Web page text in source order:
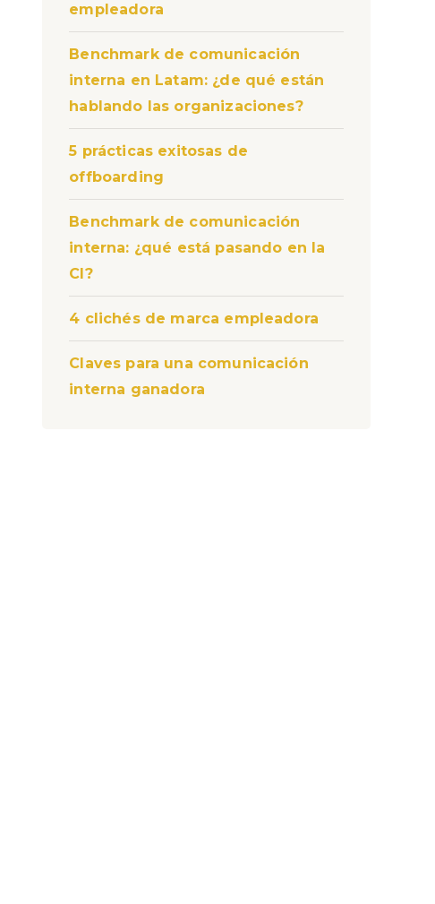
empleadora
Benchmark de comunicación
interna en Latam: ¿de qué están
hablando las organizaciones?
5 prácticas exitosas de
offboarding
Benchmark de comunicación
interna: ¿qué está pasando en la
CI?
4 clichés de marca empleadora
Claves para una comunicación
interna ganadora